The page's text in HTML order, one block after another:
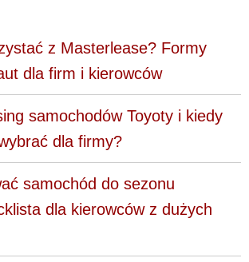
z Masterlease? Formy
dla firm i kierowców
samochodów Toyoty i kiedy
dla firmy?
samochód do sezonu
dla kierowców z dużych